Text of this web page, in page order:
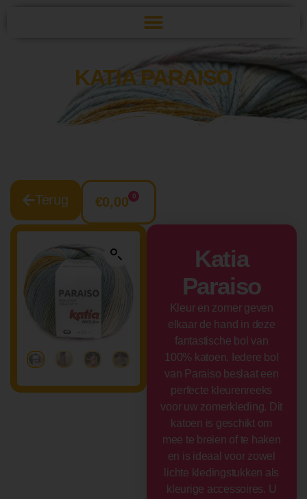
KATIA PARAISO
Terug €0,00 0
Katia
Paraiso
Kleur en zomer geven
elkaar de hand in deze
fantastische bol van
100% katoen. Iedere bol
van Paraiso beslaat een
perfecte kleurenreeks
voor uw zomerkleding. Dit
katoen is geschikt om
mee te breien of te haken
en is ideaal voor zowel
lichte kledingstukken als
kleurige accessoires. U